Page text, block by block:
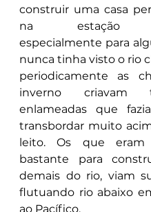
construir uma casa
na estação
especialmente para
nunca tinha visto o rio
periodicamente as
inverno criavam
enlameadas que
transbordar muito
leito. Os que
bastante para
demais do rio, viam
flutuando rio abaixo
ao Pacífico.